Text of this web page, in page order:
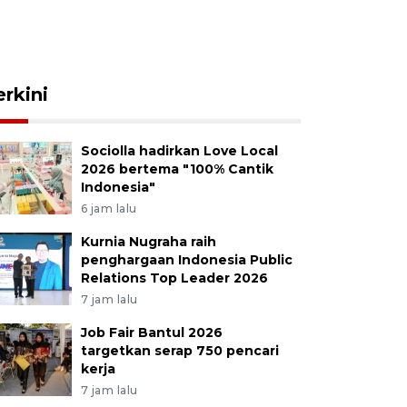
Sociolla hadirkan Love Local
2026 bertema "100% Cantik
Indonesia"
6 jam lalu
Kurnia Nugraha raih
penghargaan Indonesia Public
Relations Top Leader 2026
7 jam lalu
Job Fair Bantul 2026
targetkan serap 750 pencari
kerja
7 jam lalu